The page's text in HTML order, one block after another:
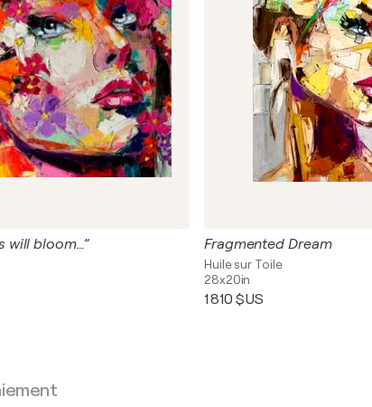
will bloom…” Fragmented Dream
Huile sur Toile
28x20in
1 810 $US